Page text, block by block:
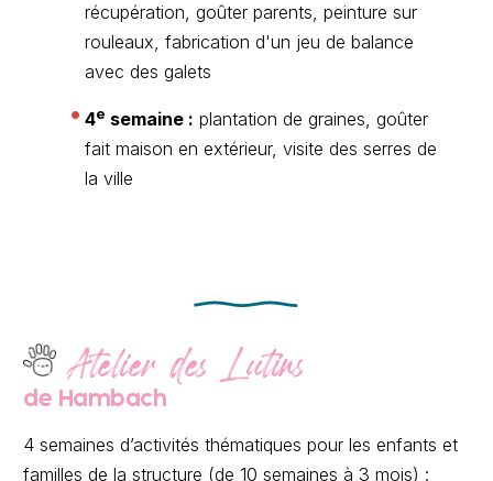
récupération, goûter parents, peinture sur
rouleaux, fabrication d'un jeu de balance
avec des galets
4e semaine : plantation de graines, goûter
fait maison en extérieur, visite des serres de
la ville
Atelier des Lutins
de Hambach
4 semaines d’activités thématiques pour les enfants et
familles de la structure (de 10 semaines à 3 mois) :